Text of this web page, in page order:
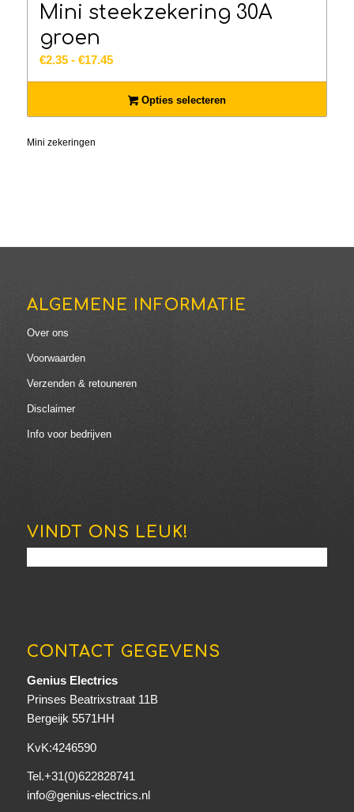
Mini steekzekering 30A
groen
€2.35 - €17.45Prijsklasse:
€17.45
Opties selecteren
Mini zekeringen
ALGEMENE INFORMATIE
Over ons
Voorwaarden
Verzenden & retouneren
Disclaimer
Info voor bedrijven
VINDT ONS LEUK!
CONTACT GEGEVENS
Genius Electrics
Prinses Beatrixstraat 11B
Bergeijk 5571HH
KvK:4246590
Tel.+31(0)622828741
info@genius-electrics.nl